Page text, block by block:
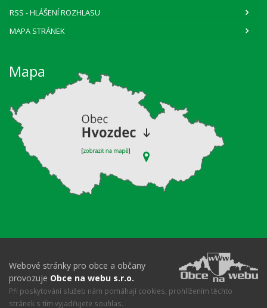
RSS - HLÁŠENÍ ROZHLASU
MAPA STRÁNEK
Mapa
Webové stránky pro obce a občany
provozuje Obce na webu s.r.o.
Při poskytování služeb nám pomáhají cookies, prohlížením těchto
stránek s tím vyjadřujete souhlas.